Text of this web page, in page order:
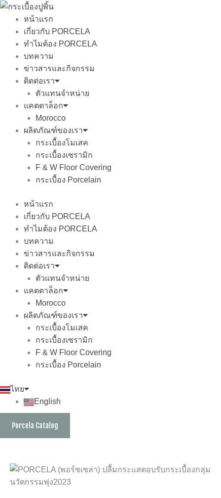
Skip
content
หน้าแรก
เกี่ยวกับ PORCELA
ทำไมต้อง PORCELA
บทความ
ข่าวสารและกิจกรรม
ติดต่อเรา
ตัวแทนจำหน่าย
แคตตาล็อก
Morocco
ผลิตภัณฑ์ของเรา
กระเบื้องโมเสค
กระเบื้องเซรามิก
F & W Floor Covering
กระเบื้อง Porcelain
หน้าแรก
เกี่ยวกับ PORCELA
ทำไมต้อง PORCELA
บทความ
ข่าวสารและกิจกรรม
ติดต่อเรา
ตัวแทนจำหน่าย
แคตตาล็อก
Morocco
ผลิตภัณฑ์ของเรา
กระเบื้องโมเสค
กระเบื้องเซรามิก
F & W Floor Covering
กระเบื้อง Porcelain
ไทย
English
Porcela Catalog